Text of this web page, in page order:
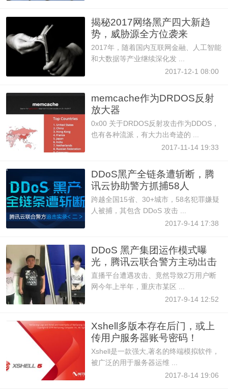
揭秘2017网络黑产四大新趋
势，威胁源全方位袭来
2017年，随着国内互联网金融、人工智能
和大数据等产业继续深化发 ...
2017-12-1 08:00
memcache作为DRDOS反射
放大器
0x00 关于DRDOS反射攻击作为DDOS，
也有各种流派，有大力出奇迹的 ...
2017-11-14 19:33
DDoS黑产全链条遭斩断，腾
讯云协助警方抓捕58人
跨越全国15省、30+城市，58名犯罪嫌疑
人被捕，其包含 DDoS 攻击 ...
2017-9-14 17:38
DDoS 黑产集团运作模式曝
光，腾讯云联合警方主动出击
直播平台遭遇攻击、竟然导致2万用户断
网今年上半年，重庆市某区 ...
2017-9-14 12:52
Xshell多版本存在后门，或上
传用户服务器账号密码！
Xshell是一款强大,著名的终端模拟软件，
被广泛的用于服务器运维 ...
2017-8-14 19:06